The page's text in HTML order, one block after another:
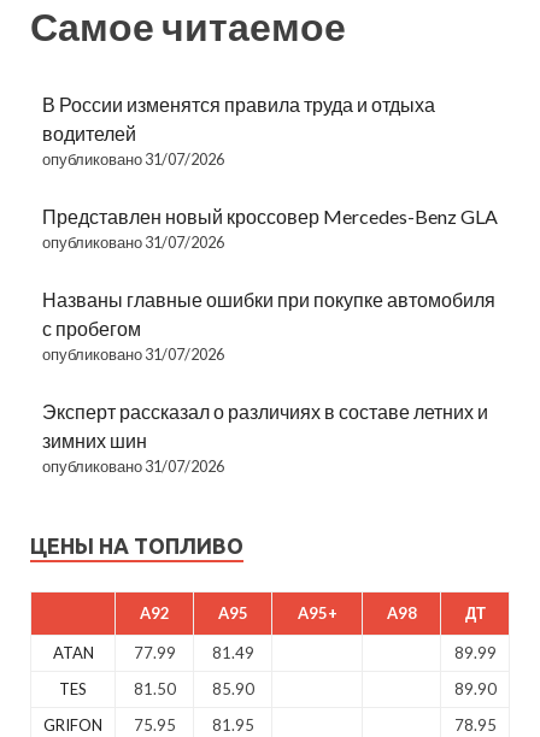
Самое читаемое
В России изменятся правила труда и отдыха
водителей
опубликовано 31/07/2026
Представлен новый кроссовер Mercedes-Benz GLA
опубликовано 31/07/2026
Названы главные ошибки при покупке автомобиля
с пробегом
опубликовано 31/07/2026
Эксперт рассказал о различиях в составе летних и
зимних шин
опубликовано 31/07/2026
ЦЕНЫ НА ТОПЛИВО
A92 A95 A95+ A98 ДТ
ATAN 77.99 81.49
89.99
TES
81.50 85.90
89.90
GRIFON
75.95 81.95 78.95